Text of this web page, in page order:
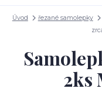
Úvod řezané samolepky
2ks